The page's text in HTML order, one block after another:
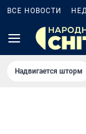
ВСЕ НОВОСТИ
Надвигается шторм